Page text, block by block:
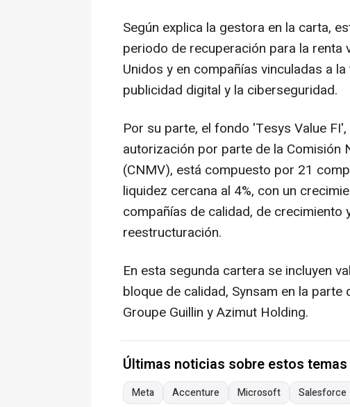
Según explica la gestora en la carta,
periodo de recuperación para la renta
Unidos y en compañías vinculadas a
publicidad digital y la ciberseguridad.
Por su parte, el fondo 'Tesys Value
autorización por parte de la Comisión
(CNMV), está compuesto por 21
liquidez cercana al 4%, con un
compañías de calidad, de
reestructuración.
En esta segunda cartera se incluyen
bloque de calidad, Synsam en la parte
Groupe Guillin y Azimut Holding.
Últimas noticias sobre estos temas
Meta Accenture Microsoft Salesforce